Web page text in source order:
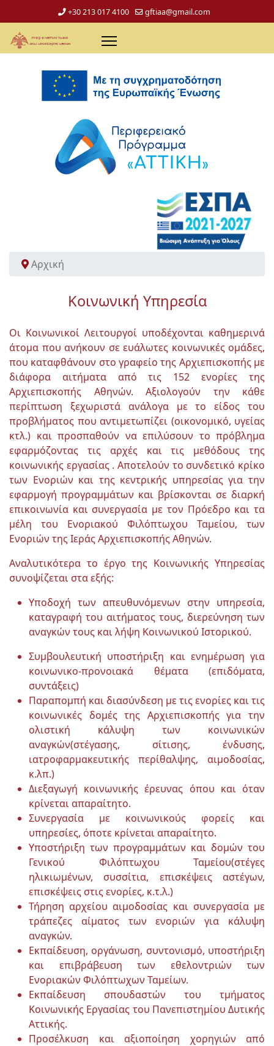
+30 213 017 4100 gftiaa@gmail.com
Αρχική
Κοινωνική Υπηρεσία
Οι Κοινωνικοί Λειτουργοί υποδέχονται καθημερινά
άτομα που ανήκουν σε ευάλωτες κοινωνικές ομάδες,
που καταφθάνουν στο γραφείο της Αρχιεπισκοπής με
διάφορα αιτήματα από τις 152 ενορίες της
Αρχιεπισκοπής Αθηνών. Αξιολογούν την κάθε
περίπτωση ξεχωριστά ανάλογα με το είδος του
προβλήματος που αντιμετωπίζει (οικονομικό, υγείας
κτλ.) και προσπαθούν να επιλύσουν το πρόβλημα
εφαρμόζοντας τις αρχές και τις μεθόδους της
κοινωνικής εργασίας . Αποτελούν το συνδετικό κρίκο
των Ενοριών και της κεντρικής υπηρεσίας για την
εφαρμογή προγραμμάτων και βρίσκονται σε διαρκή
επικοινωνία και συνεργασία με τον Πρόεδρο και τα
μέλη του Ενοριακού Φιλόπτωχου Ταμείου, των
Ενοριών της Ιεράς Αρχιεπισκοπής Αθηνών.
Αναλυτικότερα το έργο της Κοινωνικής Υπηρεσίας
συνοψίζεται στα εξής:
Υποδοχή των απευθυνόμενων στην υπηρεσία,
καταγραφή του αιτήματος τους, διερεύνηση των
αναγκών τους και λήψη Κοινωνικού Ιστορικού.
Συμβουλευτική υποστήριξη και ενημέρωση για
κοινωνικο-προνοιακά θέματα (επιδόματα,
συντάξεις)
Παραπομπή και διασύνδεση με τις ενορίες και τις
κοινωνικές δομές της Αρχιεπισκοπής για την
ολιστική κάλυψη των κοινωνικών
αναγκών(στέγασης, σίτισης, ένδυσης,
ιατροφαρμακευτικής περίθαλψης, αιμοδοσίας,
κ.λπ.)
Διεξαγωγή κοινωνικής έρευνας όπου και όταν
κρίνεται απαραίτητο.
Συνεργασία με κοινωνικούς φορείς και
υπηρεσίες, όποτε κρίνεται απαραίτητο.
Υποστήριξη των προγραμμάτων και δομών του
Γενικού Φιλόπτωχου Ταμείου(στέγες
ηλικιωμένων, συσσίτια, επισκέψεις αστέγων,
επισκέψεις στις ενορίες, κ.τ.λ.)
Τήρηση αρχείου αιμοδοσίας και συνεργασία με
τράπεζες αίματος των ενοριών για κάλυψη
αναγκών.
Εκπαίδευση, οργάνωση, συντονισμό, υποστήριξη
και επιβράβευση των εθελοντριών των
Ενοριακών Φιλόπτωχων Ταμείων.
Εκπαίδευση σπουδαστών του τμήματος
Κοινωνικής Εργασίας του Πανεπιστημίου Δυτικής
Αττικής.
Προσέλκυση και αξιοποίηση χορηγιών από